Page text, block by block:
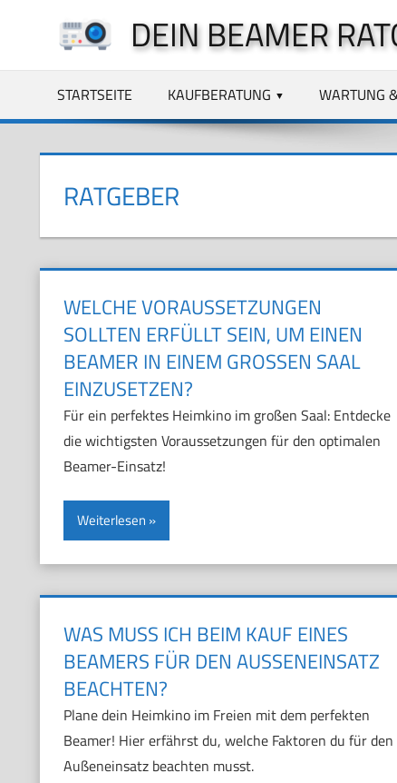
springen
DEIN BEAMER
STARTSEITE KAUFBERATUNG WARTUNG
RATGEBER
WELCHE VORAUSSETZUNGEN
SOLLTEN ERFÜLLT SEIN, UM EINEN
BEAMER IN EINEM GROSSEN SAAL E
INZUSETZEN?
Für ein perfektes Heimkino im großen Saal: Entdecke
die wichtigsten Voraussetzungen für den optimalen
Beamer-Einsatz!
Weiterlesen
WAS MUSS ICH BEIM KAUF EINES
BEAMERS FÜR DEN AUSSENEINSATZ B
EACHTEN?
Plane dein Heimkino im Freien mit dem perfekten
Beamer! Hier erfährst du, welche Faktoren du für den
Außeneinsatz beachten musst.